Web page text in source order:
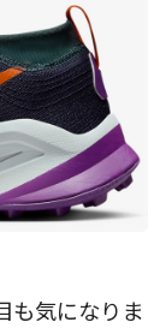
も気になりま